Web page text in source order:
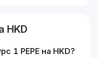
HKD
1 PEPE на HKD?